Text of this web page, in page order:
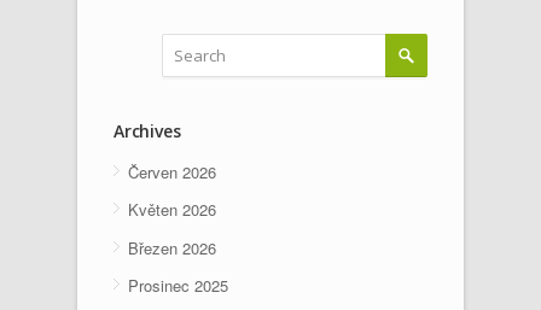
Archives
Červen 2026
Květen 2026
Březen 2026
Prosinec 2025